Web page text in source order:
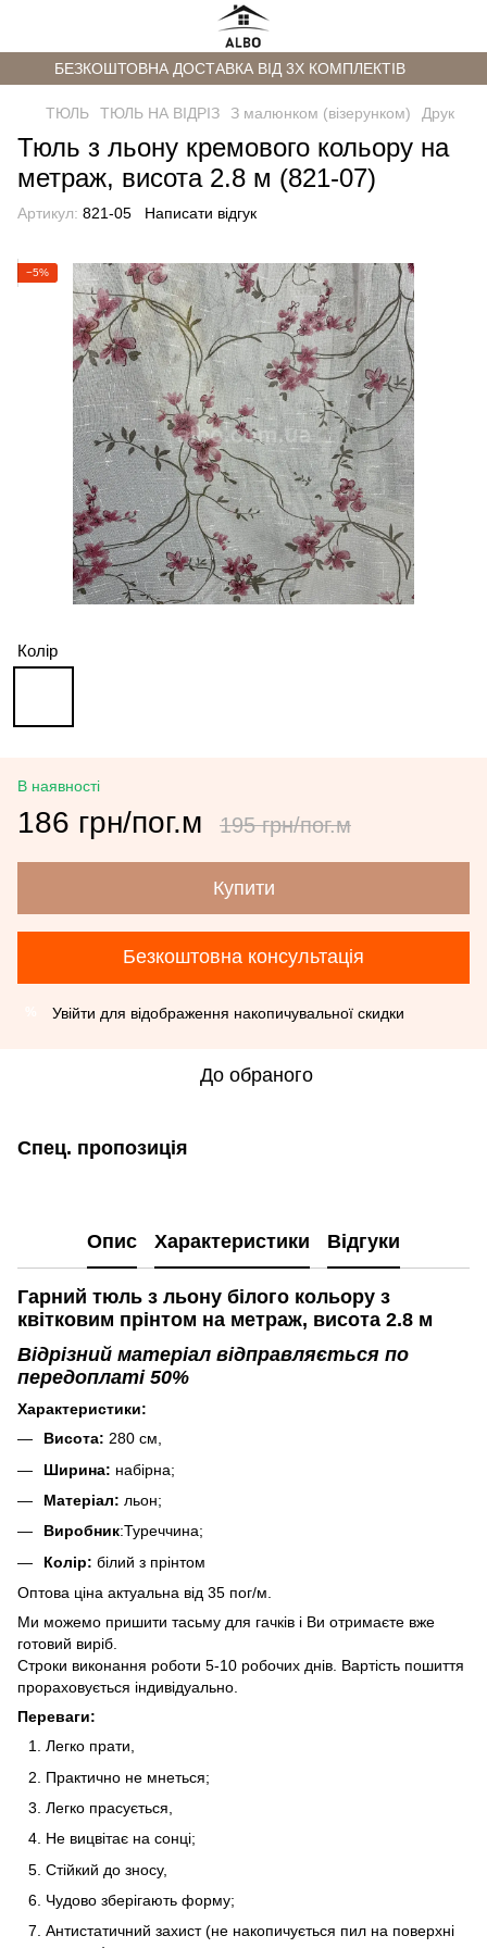
БЕЗКОШТОВНА ДОСТАВКА ВІД 3Х КОМПЛЕКТІВ
ТЮЛЬ ТЮЛЬ НА ВІДРІЗ З малюнком (візерунком) Друк
Тюль з льону кремового кольору на
метраж, висота 2.8 м (821-07)
Артикул: 821-05 Написати відгук
−5%
Колір
В наявності
186 грн/пог.м 195 грн/пог.м
Купити
Безкоштовна консультація
Увійти для відображення накопичувальної скидки
До обраного
Спец. пропозиція
Опис Характеристики Відгуки
Гарний тюль з льону білого кольору з
квітковим прінтом на метраж, висота 2.8 м
Відрізний матеріал відправляється по
передоплаті 50%
Характеристики:
Висота: 280 см,
Ширина: набірна;
Матеріал: льон;
Виробник:Туреччина;
Колір: білий з прінтом
Оптова ціна актуальна від 35 пог/м.
Ми можемо пришити тасьму для гачків і Ви отримаєте вже
готовий виріб.
Строки виконання роботи 5-10 робочих днів. Вартість пошиття
прораховується індивідуально.
Переваги:
Легко прати,
Практично не мнеться;
Легко прасується,
Не вицвітає на сонці;
Стійкий до зносу,
Чудово зберігають форму;
Антистатичний захист (не накопичується пил на поверхні